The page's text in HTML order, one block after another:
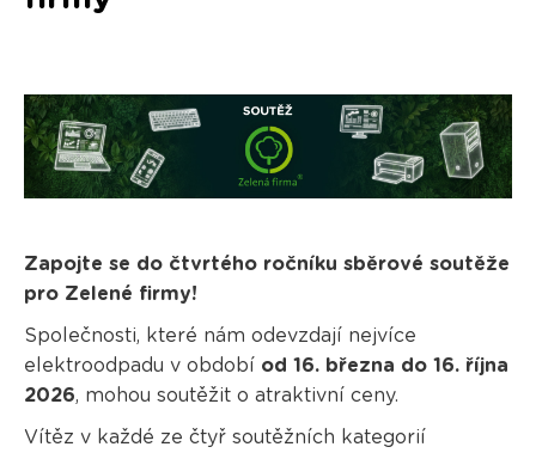
Zapojte se do čtvrtého ročníku sběrové soutěže
pro Zelené firmy!
Společnosti, které nám odevzdají nejvíce
elektroodpadu v období od 16. března do 16. října
2026, mohou soutěžit o atraktivní ceny.
Vítěz v každé ze čtyř soutěžních kategorií